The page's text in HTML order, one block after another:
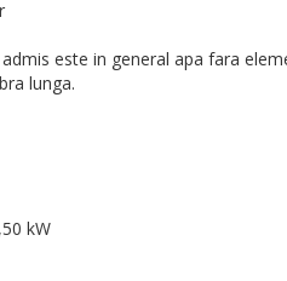
este in general apa fara
lunga.
kW